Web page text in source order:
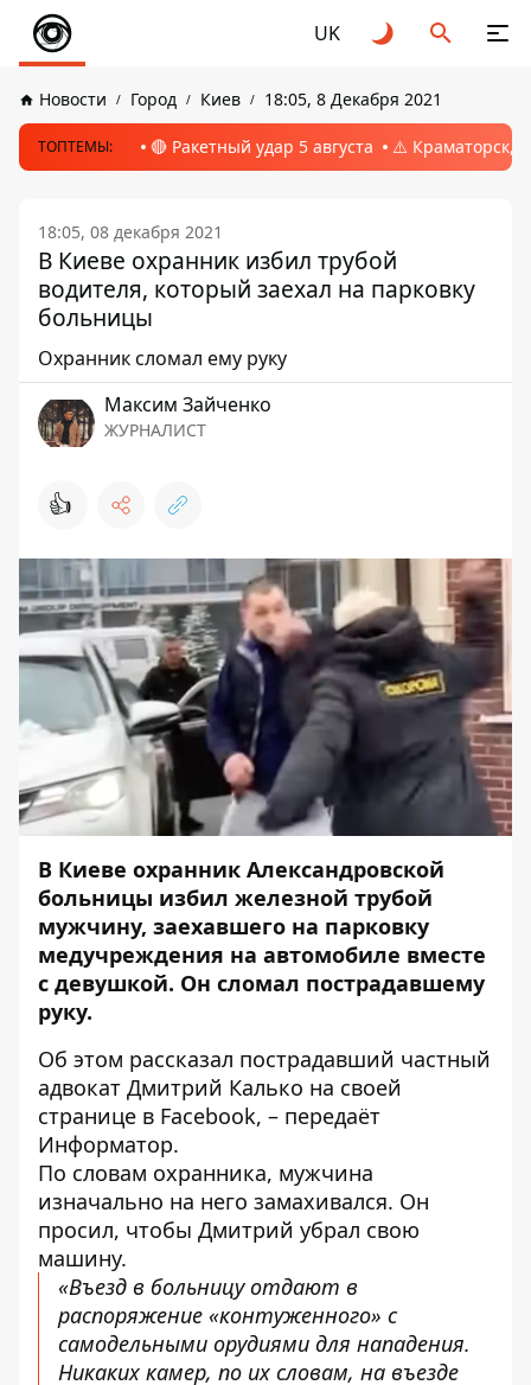
UK
Новости Город Киев 18:05, 8 Декабря 2021
ТОПТЕМЫ: 🔴 Ракетный удар 5 августа ⚠️ Краматорск,
18:05, 08 декабря 2021
В Киеве охранник избил трубой
водителя, который заехал на парковку
больницы
Охранник сломал ему руку
Максим Зайченко
ЖУРНАЛИСТ
👍
В Киеве охранник Александровской
больницы избил железной трубой
мужчину, заехавшего на парковку
медучреждения на автомобиле вместе
с девушкой. Он сломал пострадавшему
руку.
Об этом рассказал пострадавший частный
адвокат Дмитрий Калько на своей
странице в Facebook, – передаёт
Информатор.
По словам охранника, мужчина
изначально на него замахивался. Он
просил, чтобы Дмитрий убрал свою
машину.
«Въезд в больницу отдают в
распоряжение «контуженного» с
самодельными орудиями для нападения.
Никаких камер, по их словам, на въезде